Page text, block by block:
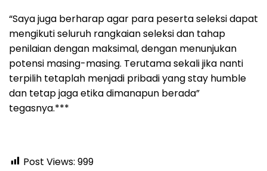
“Saya juga berharap agar para peserta seleksi dapat
mengikuti seluruh rangkaian seleksi dan tahap
penilaian dengan maksimal, dengan menunjukan
potensi masing-masing. Terutama sekali jika nanti
terpilih tetaplah menjadi pribadi yang stay humble
dan tetap jaga etika dimanapun berada”
tegasnya.***
Post Views: 999